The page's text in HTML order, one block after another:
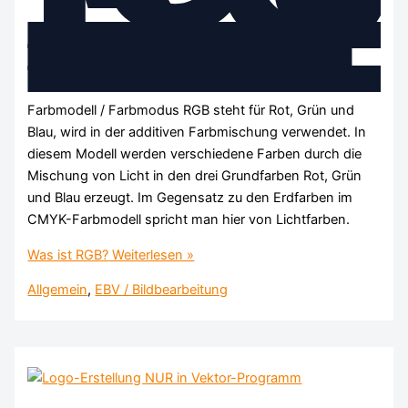
Farbmodell / Farbmodus RGB steht für Rot, Grün und
Blau, wird in der additiven Farbmischung verwendet. In
diesem Modell werden verschiedene Farben durch die
Mischung von Licht in den drei Grundfarben Rot, Grün
und Blau erzeugt. Im Gegensatz zu den Erdfarben im
CMYK-Farbmodell spricht man hier von Lichtfarben.
Was ist RGB? Weiterlesen »
Allgemein, EBV / Bildbearbeitung